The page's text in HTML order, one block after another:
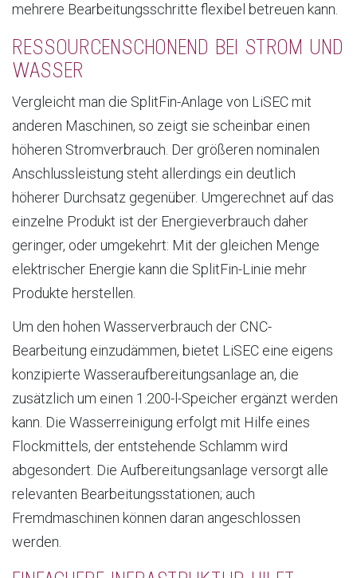
mehrere Bearbeitungsschritte flexibel betreuen kann.
RESSOURCENSCHONEND BEI STROM UND
WASSER
Vergleicht man die SplitFin-Anlage von LiSEC mit
anderen Maschinen, so zeigt sie scheinbar einen
höheren Stromverbrauch. Der größeren nominalen
Anschlussleistung steht allerdings ein deutlich
höherer Durchsatz gegenüber. Umgerechnet auf das
einzelne Produkt ist der Energieverbrauch daher
geringer, oder umgekehrt: Mit der gleichen Menge
elektrischer Energie kann die SplitFin-Linie mehr
Produkte herstellen.
Um den hohen Wasserverbrauch der CNC-
Bearbeitung einzudämmen, bietet LiSEC eine eigens
konzipierte Wasseraufbereitungsanlage an, die
zusätzlich um einen 1.200-l-Speicher ergänzt werden
kann. Die Wasserreinigung erfolgt mit Hilfe eines
Flockmittels, der entstehende Schlamm wird
abgesondert. Die Aufbereitungsanlage versorgt alle
relevanten Bearbeitungsstationen; auch
Fremdmaschinen können daran angeschlossen
werden.